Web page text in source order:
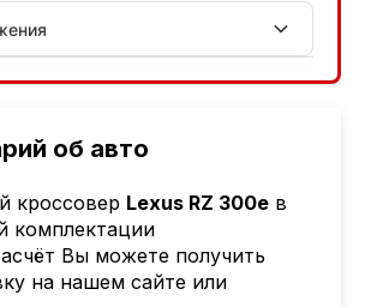
об авто
кроссовер Lexus RZ 300e в
комплектации
Вы можете получить
на нашем сайте или
| USD 7.99% | EUR 6.99%
кредит "Проще простого" 18.9%